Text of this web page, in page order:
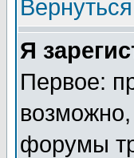
Я
Первое:
форумы